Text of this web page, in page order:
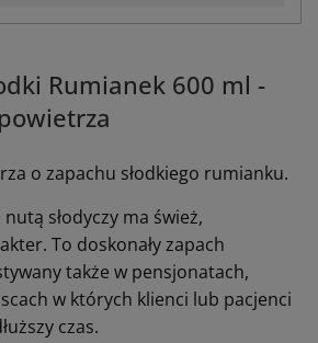
Rumianek 600 ml -
o zapachu słodkiego rumianku.
słodyczy ma śwież,
To doskonały zapach
także w pensjonatach,
w których klienci lub pacjenci
czas.